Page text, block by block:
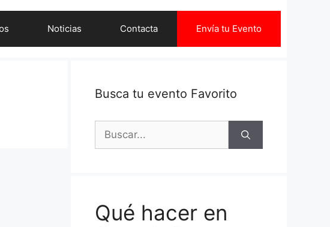
Noticias Contacta Envía tu Evento
Busca tu evento Favorito
Buscar:
Qué hacer en